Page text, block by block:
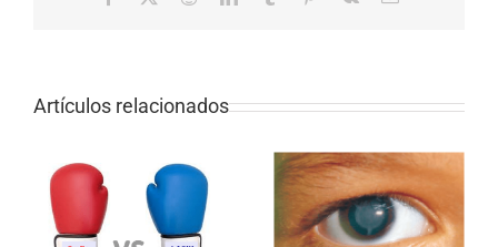
Artículos relacionados